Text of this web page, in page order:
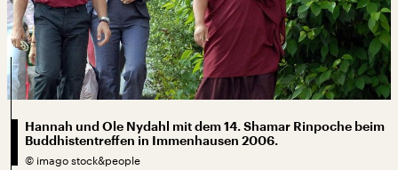
Hannah und Ole Nydahl mit dem 14. Shamar Rinpoche beim
Buddhistentreffen in Immenhausen 2006.
© imago stock&people